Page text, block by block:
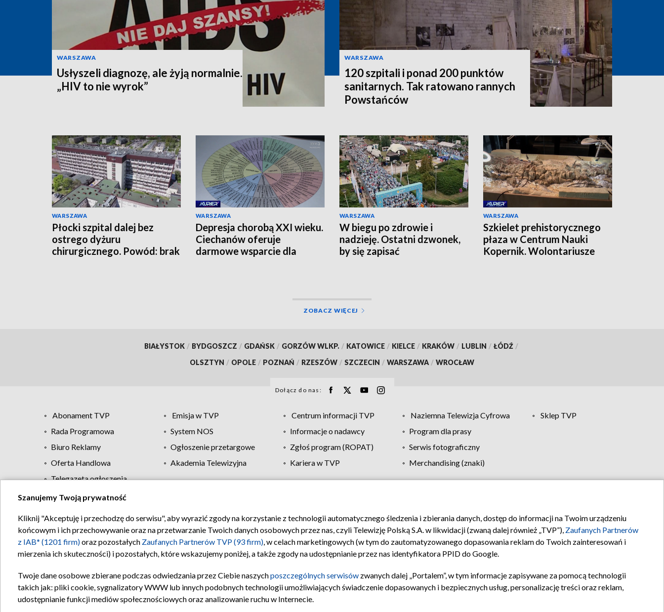
WARSZAWA
Usłyszeli diagnozę, ale żyją normalnie.
„HIV to nie wyrok”
WARSZAWA
120 szpitali i ponad 200 punktów
sanitarnych. Tak ratowano rannych
Powstańców
WARSZAWA
Płocki szpital dalej bez
ostrego dyżuru
chirurgicznego. Powód: brak
WARSZAWA
Depresja chorobą XXI wieku.
Ciechanów oferuje
darmowe wsparcie dla
WARSZAWA
W biegu po zdrowie i
nadzieję. Ostatni dzwonek,
by się zapisać
WARSZAWA
Szkielet prehistorycznego
płaza w Centrum Nauki
Kopernik. Wolontariusze
ZOBACZ WIĘCEJ
BIAŁYSTOK / BYDGOSZCZ / GDAŃSK / GORZÓW WLKP. / KATOWICE / KIELCE / KRAKÓW / LUBLIN / ŁÓDŹ /
OLSZTYN / OPOLE / POZNAŃ / RZESZÓW / SZCZECIN / WARSZAWA / WROCŁAW
Dołącz do nas:
Abonament TVP Emisja w TVP Centrum informacji TVP Naziemna Telewizja Cyfrowa
Sklep TVP
Rada Programowa
System NOS Informacje o nadawcy
Program dla prasy
Biuro Reklamy
Ogłoszenie przetargowe Zgłoś program (ROPAT)
Serwis fotograficzny
Oferta Handlowa
Akademia Telewizyjna Kariera w TVP
Merchandising (znaki)
Telegazeta ogłoszenia
Regulamin TVP Polityka prywatności Moje zgody Pomoc Biuro reklamy Kontakt
Szanujemy Twoją prywatność
Kliknij "Akceptuję i przechodzę do serwisu", aby wyrazić zgody na korzystanie z technologii automatycznego śledzenia i zbierania danych, dostęp do informacji na Twoim urządzeniu
końcowym i ich przechowywanie oraz na przetwarzanie Twoich danych osobowych przez nas, czyli Telewizję Polską S.A. w likwidacji (zwaną dalej również „TVP”), Zaufanych Partnerów
z IAB* (1201 firm)oraz pozostałych Zaufanych Partnerów TVP (93 firm), w celach marketingowych (w tym do zautomatyzowanego dopasowania reklam do Twoich zainteresowań i
mierzenia ich skuteczności) i pozostałych, które wskazujemy poniżej, a także zgody na udostępnianie przez nas identyfikatora PPID do Google.
Twoje dane osobowe zbierane podczas odwiedzania przez Ciebie naszychposzczególnych serwisów zwanych dalej „Portalem”, w tym informacje zapisywane za pomocą technologii
takich jak: pliki cookie, sygnalizatory WWW lub innych podobnych technologii umożliwiających świadczenie dopasowanych i bezpiecznych usług, personalizację treści oraz reklam,
udostępnianie funkcji mediów społecznościowych oraz analizowanie ruchu w Internecie.